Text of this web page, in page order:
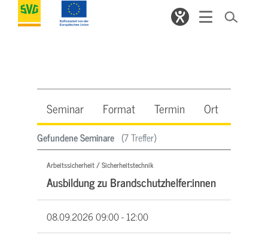
Gefundene Seminare (7 Treffer)
Seminar Format Termin Ort
Arbeitssicherheit / Sicherheitstechnik
Ausbildung zu Brandschutzhelfer:innen
08.09.202609:00 - 12:00